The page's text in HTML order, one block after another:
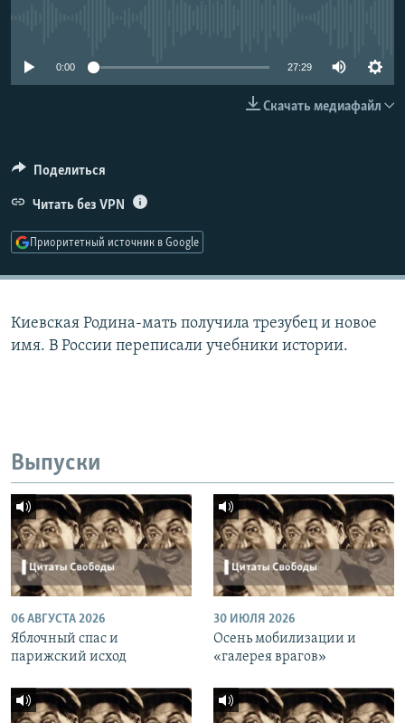
0:00 27:29
Скачать медиафайл
Поделиться
Читать без VPN
Приоритетный источник в Google
Киевская Родина-мать получила трезубец и новое
имя. В России переписали учебники истории.
Выпуски
06 АВГУСТА 2026
Яблочный спас и
парижский исход
30 ИЮЛЯ 2026
Осень мобилизации и
«галерея врагов»